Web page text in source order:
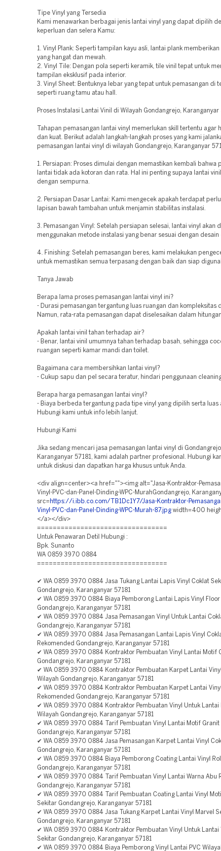
Tipe Vinyl yang Tersedia
Kami menawarkan berbagai jenis lantai vinyl yang dapat dipilih
keperluan dan selera Kamu:
1. Vinyl Plank: Seperti tampilan kayu asli, lantai plank
yang hangat dan mewah.
2. Vinyl Tile: Dengan pola seperti keramik, tile vinil tepat untuk
tampilan eksklusif pada interior.
3. Vinyl Sheet: Bentuknya lebar yang tepat untuk pemasangan di
seperti ruang tamu atau hall.
Proses Instalasi Lantai Vinil di Wilayah Gondangrejo, Karanganyar
Tahapan pemasangan lantai vinyl memerlukan skill tertentu agar
dan kuat. Berikut adalah langkah-langkah proses yang kami
pemasangan lantai vinyl di wilayah Gondangrejo, Karanganyar
1. Persiapan: Proses dimulai dengan memastikan kembali bahwa
lantai tidak ada kotoran dan rata. Hal ini penting supaya lantai
dengan sempurna.
2. Persiapan Dasar Lantai: Kami mengecek apakah terdapat
lapisan bawah tambahan untuk menjamin stabilitas instalasi.
3. Pemasangan Vinyl: Setelah persiapan selesai, lantai vinyl akan
menggunakan metode instalasi yang benar sesuai dengan desain
4. Finishing: Setelah pemasangan beres, kami melakukan
untuk memastikan semua terpasang dengan baik dan siap
Tanya Jawab
Berapa lama proses pemasangan lantai vinyl ini?
- Durasi pemasangan tergantung luas ruangan dan kompleksitas
Namun, rata-rata pemasangan dapat diselesaikan dalam
Apakah lantai vinil tahan terhadap air?
- Benar, lantai vinil umumnya tahan terhadap basah, sehingga
ruangan seperti kamar mandi dan toilet.
Bagaimana cara membersihkan lantai vinyl?
- Cukup sapu dan pel secara teratur, hindari penggunaan
Berapa harga pemasangan lantai vinyl?
- Biaya berbeda tergantung pada tipe vinyl yang dipilih serta luas
Hubungi kami untuk info lebih lanjut.
Hubungi Kami
Jika sedang mencari jasa pemasangan lantai vinyl di
Karanganyar 57181, kami adalah partner profesional. Hubungi
untuk diskusi dan dapatkan harga khusus untuk Anda.
<div align=center><a href=""><img alt="Jasa-Kontraktor-
Vinyl-PVC-dan-Panel-Dinding-WPC-MurahGondangrejo,
src= https://i.ibb.co.com/TB1Dc1Y7/Jasa-Kontraktor-
Vinyl-PVC-dan-Panel-Dinding-WPC-Murah-87.jpgwidth=400
</a></div>
=================================
Untuk Penawaran Detil Hubungi :
Bpk. Sunanto
WA 0859 3970 0884
=================================
✔ WA 0859 3970 0884 Jasa Tukang Lantai Lapis Vinyl Coklat
Gondangrejo, Karanganyar 57181
✔ WA 0859 3970 0884 Biaya Pemborong Lantai Lapis Vinyl Floor
Gondangrejo, Karanganyar 57181
✔ WA 0859 3970 0884 Jasa Pemasangan Vinyl Untuk Lantai
Gondangrejo, Karanganyar 57181
✔ WA 0859 3970 0884 Jasa Pemasangan Lantai Lapis Vinyl
Rekomended Gondangrejo, Karanganyar 57181
✔ WA 0859 3970 0884 Kontraktor Pembuatan Vinyl Lantai Motif
Gondangrejo, Karanganyar 57181
✔ WA 0859 3970 0884 Kontraktor Pembuatan Karpet Lantai
Wilayah Gondangrejo, Karanganyar 57181
✔ WA 0859 3970 0884 Kontraktor Pembuatan Karpet Lantai
Rekomended Gondangrejo, Karanganyar 57181
✔ WA 0859 3970 0884 Kontraktor Pembuatan Vinyl Untuk Lantai
Wilayah Gondangrejo, Karanganyar 57181
✔ WA 0859 3970 0884 Tarif Pembuatan Vinyl Lantai Motif Granit
Gondangrejo, Karanganyar 57181
✔ WA 0859 3970 0884 Jasa Pemasangan Karpet Lantai Vinyl
Gondangrejo, Karanganyar 57181
✔ WA 0859 3970 0884 Biaya Pemborong Coating Lantai Vinyl
Gondangrejo, Karanganyar 57181
✔ WA 0859 3970 0884 Tarif Pembuatan Vinyl Lantai Warna Abu
Gondangrejo, Karanganyar 57181
✔ WA 0859 3970 0884 Tarif Pembuatan Coating Lantai Vinyl
Sekitar Gondangrejo, Karanganyar 57181
✔ WA 0859 3970 0884 Jasa Tukang Karpet Lantai Vinyl Marvel
Gondangrejo, Karanganyar 57181
✔ WA 0859 3970 0884 Kontraktor Pembuatan Vinyl Untuk Lantai
Sekitar Gondangrejo, Karanganyar 57181
✔ WA 0859 3970 0884 Biaya Pemborong Vinyl Lantai PVC